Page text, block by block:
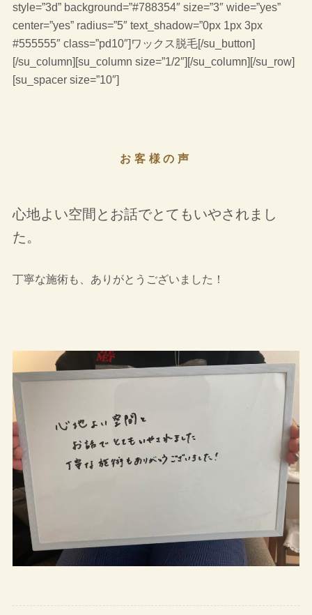
style=”3d” background=”#788354″ size=”3″ wide=”yes”
center=”yes” radius=”5″ text_shadow=”0px 1px 3px
#555555″ class=”pd10″]ワックス脱毛[/su_button]
[/su_column][su_column size=”1/2″][/su_column][/su_row]
[su_spacer size=”10″]
お客様の声
心地よい空間とお話でとてもいやされまし
た。
丁寧な施術も、ありがとうございました！